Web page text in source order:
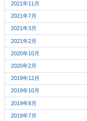
2021年11月
2021年7月
2021年3月
2021年2月
2020年10月
2020年2月
2019年12月
2019年10月
2019年8月
2019年7月